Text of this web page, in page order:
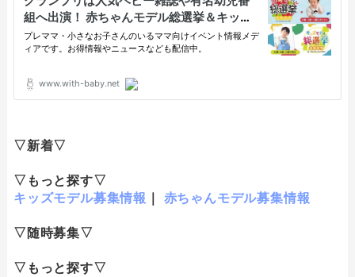
▽新着▽
▽もっと探す▽
キッズモデル募集情報
赤ちゃんモデル募集情報
▽随時募集▽
▽もっと探す▽